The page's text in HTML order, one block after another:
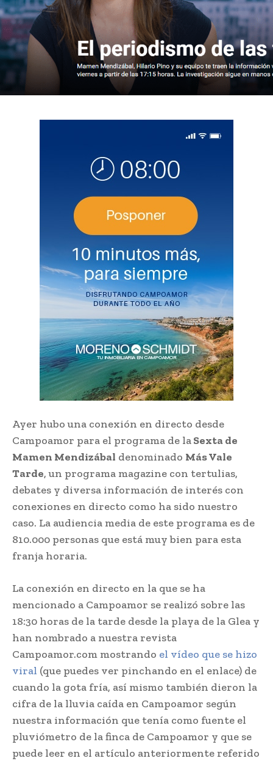
Ayer hubo una conexión en directo desde
Campoamor para el programa de laSexta de
Mamen Mendizábal denominado Más Vale
Tarde, un programa magazine con tertulias,
debates y diversa información de interés con
conexiones en directo como ha sido nuestro
caso. La audiencia media de este programa es de
810.000 personas que está muy bien para esta
franja horaria.
La conexión en directo en la que se ha
mencionado a Campoamor se realizó sobre las
18:30 horas de la tarde desde la playa de la Glea y
han nombrado a nuestra revista
Campoamor.com mostrando el vídeo que se hizo
viral (que puedes ver pinchando en el enlace) de
cuando la gota fría, así mismo también dieron la
cifra de la lluvia caída en Campoamor según
nuestra información que tenía como fuente el
pluviómetro de la finca de Campoamor y que se
puede leer en el artículo anteriormente referido